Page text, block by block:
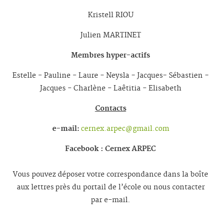
Kristell RIOU
Julien MARTINET
Membres hyper-actifs
Estelle - Pauline - Laure - Neysla - Jacques- Sébastien -
Jacques - Charlène - Laêtitia - Elisabeth
Contacts
e-mail: cernex.arpec@gmail.com
Facebook : Cernex ARPEC
Vous pouvez déposer votre correspondance dans la boîte
aux lettres près du portail de l’école ou nous contacter
par e-mail.